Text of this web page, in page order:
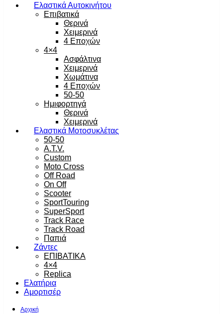
Ελαστικά Αυτοκινήτου
Επιβατικά
Θερινά
Χειμερινά
4 Εποχών
4×4
Ασφάλτινα
Χειμερινά
Χωμάτινα
4 Εποχών
50-50
Ημιφορτηγά
Θερινά
Χειμερινά
Ελαστικά Μοτοσυκλέτας
50-50
A.T.V.
Custom
Moto Cross
Off Road
On Off
Scooter
SportTouring
SuperSport
Track Race
Track Road
Παπιά
Ζάντες
ΕΠΙΒΑΤΙΚΑ
4×4
Replica
Ελατήρια
Αμορτισέρ
Αρχική